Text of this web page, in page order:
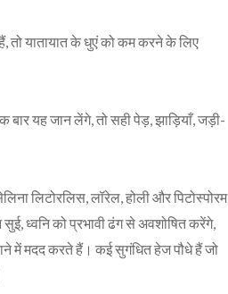
तो यातायात के धुएं को कम करने के लिए
यह जान लेंगे, तो सही पेड़, झाड़ियाँ, जड़ी-
लिटोरलिस, लॉरेल, होली और पिटोस्पोरम
ध्वनि को प्रभावी ढंग से अवशोषित करेंगे,
में मदद करते हैं। कई सुगंधित हेज पौधे हैं जो